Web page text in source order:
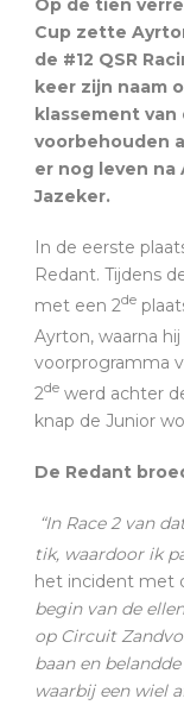
Op de tien
Cup zette
de #12 QSR
keer zijn naam
klassement van
voorbehouden
er nog leven na
Jazeker.
In de eerste
Redant. Tijdens
met een 2de
Ayrton, waarna hij
voorprogramma
2de werd achter
knap de Junior
De Redant
“In Race 2 van
tik, waardoor ik
het incident met
begin van de
op Circuit
baan en
waarbij een wiel